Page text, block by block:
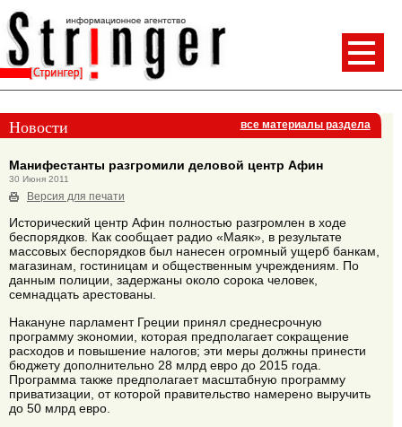
Новости все материалы раздела
Манифестанты разгромили деловой центр Афин
30 Июня 2011
Версия для печати
Исторический центр Афин полностью разгромлен в ходе
беспорядков. Как сообщает радио «Маяк», в результате
массовых беспорядков был нанесен огромный ущерб банкам,
магазинам, гостиницам и общественным учреждениям. По
данным полиции, задержаны около сорока человек,
семнадцать арестованы.
Накануне парламент Греции принял среднесрочную
программу экономии, которая предполагает сокращение
расходов и повышение налогов; эти меры должны принести
бюджету дополнительно 28 млрд евро до 2015 года.
Программа также предполагает масштабную программу
приватизации, от которой правительство намерено выручить
до 50 млрд евро.